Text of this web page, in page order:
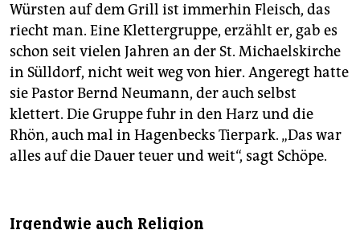
Würsten auf dem Grill ist immerhin Fleisch, das
riecht man. Eine Klettergruppe, erzählt er, gab es
schon seit vielen Jahren an der St. Michaelskirche
in Sülldorf, nicht weit weg von hier. Angeregt hatte
sie Pastor Bernd Neumann, der auch selbst
klettert. Die Gruppe fuhr in den Harz und die
Rhön, auch mal in Hagenbecks Tierpark. „Das war
alles auf die Dauer teuer und weit“, sagt Schöpe.
Irgendwie auch Religion